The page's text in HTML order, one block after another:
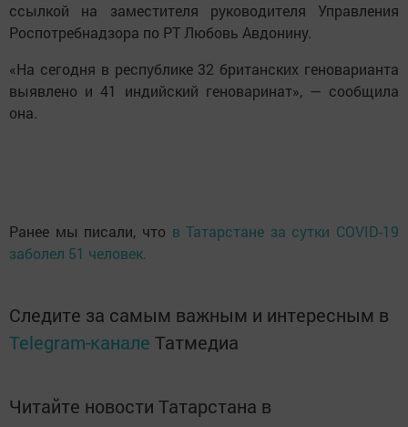
ссылкой на заместителя руководителя Управления
Роспотребнадзора по РТ Любовь Авдонину.
«На сегодня в республике 32 британских геноварианта
выявлено и 41 индийский геноваринат», — сообщила
она.
Ранее мы писали, что в Татарстане за сутки COVID-19
заболел 51 человек.
Следите за самым важным и интересным в
Telegram-канале Татмедиа
Читайте новости Татарстана в